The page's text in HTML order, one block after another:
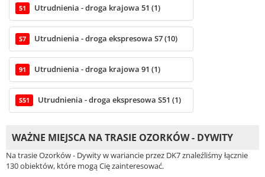
51 Utrudnienia - droga krajowa 51 (1)
S7 Utrudnienia - droga ekspresowa S7 (10)
91 Utrudnienia - droga krajowa 91 (1)
S51 Utrudnienia - droga ekspresowa S51 (1)
WAŻNE MIEJSCA NA TRASIE OZORKÓW - DYWITY
Na trasie Ozorków - Dywity w wariancie przez DK7 znaleźliśmy łącznie
130 obiektów, które mogą Cię zainteresować.